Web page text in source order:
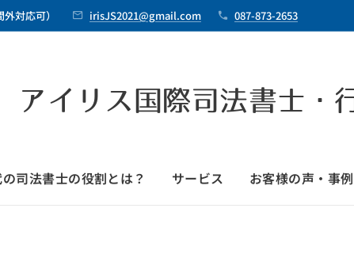
対応可） irisJS2021@gmail.com 087-873-2653
イリス国際司法書士・
司法書士の役割とは？ サービス お客様の声・事例